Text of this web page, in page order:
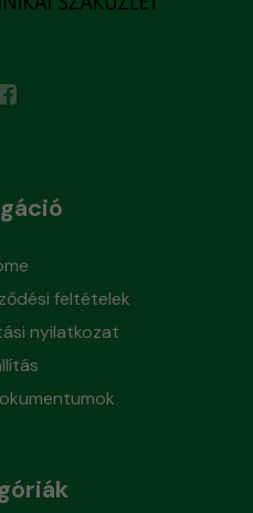
feltételek
nyilatkozat